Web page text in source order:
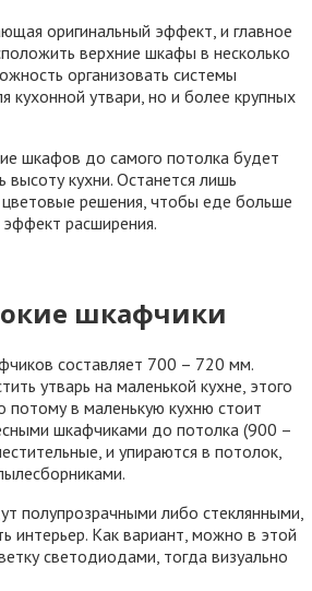
оригинальный эффект, и главное
верхние шкафы в несколько
организовать системы
кухонной утвари, но и более крупных
шкафов до самого потолка будет
высоту кухни. Останется лишь
решения, чтобы еде больше
эффект расширения.
шкафчики
составляет 700 – 720 мм.
утварь на маленькой кухне, этого
потому в маленькую кухню стоит
шкафчиками до потолка (900 –
и упираются в потолок,
полупрозрачными либо стеклянными,
интерьер. Как вариант, можно в этой
светодиодами, тогда визуально